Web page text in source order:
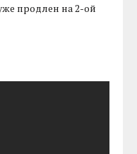
продлен на 2-ой